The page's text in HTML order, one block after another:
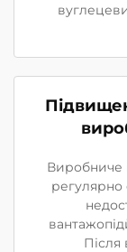
Виробниче
регулярно